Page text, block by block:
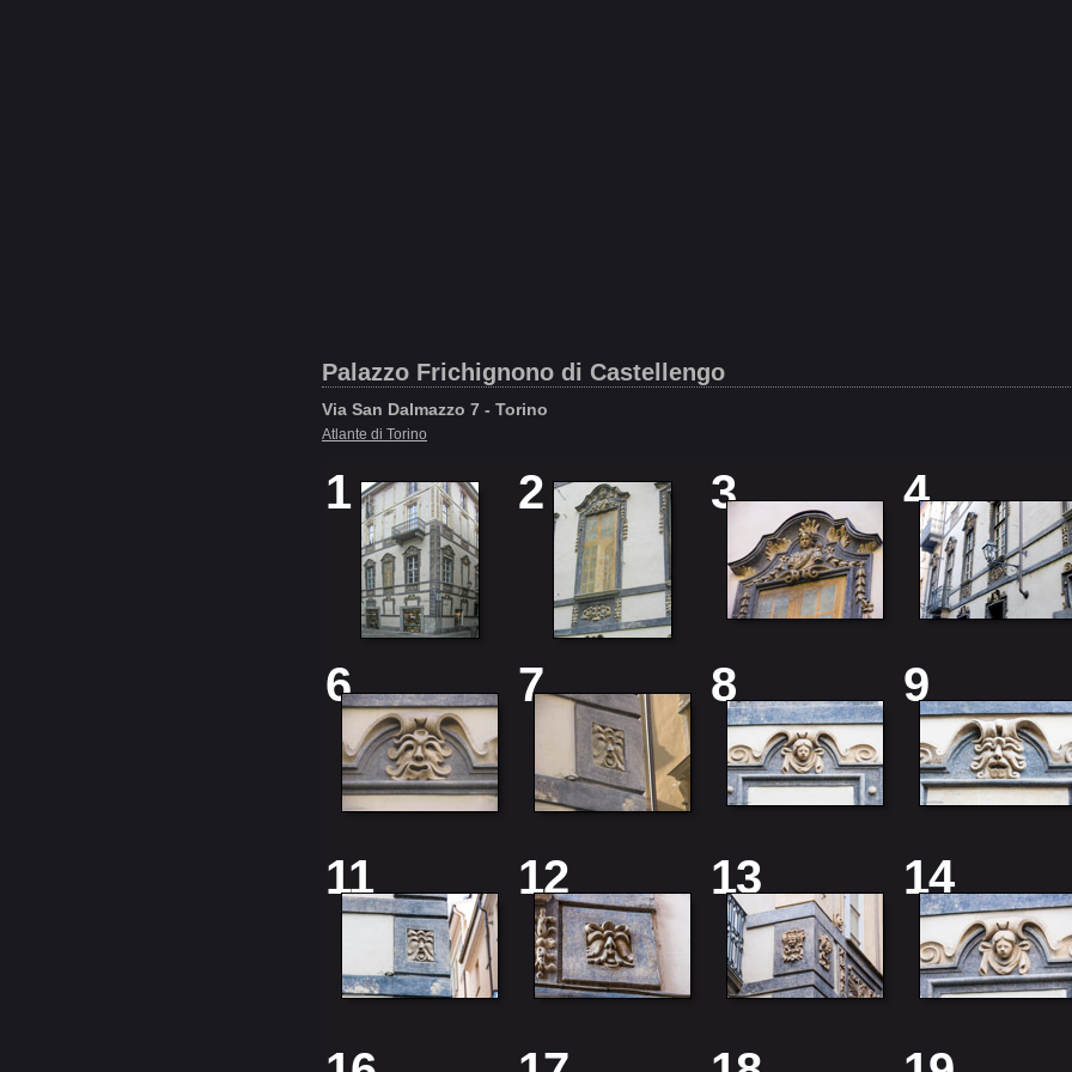
Palazzo Frichignono di Castellengo
Via San Dalmazzo 7 - Torino
Atlante di Torino
1 2 3 4
6 7 8 9
11 12 13 14